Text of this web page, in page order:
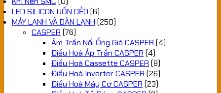
LED SILICON UỐN DẺO (6)
MÁY LẠNH VÀ DÀN LẠNH (250)
CASPER (76)
Âm Trần Nối Ống Gió CASPER (4)
Điều Hoà Áp Trần CASPER (4)
Điều Hoà Cassette CASPER (8)
Điều Hoà Inverter CASPER (26)
Điều Hoà Máy Cơ CASPER (23)